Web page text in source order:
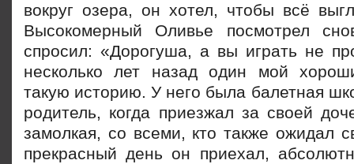
вокруг озера, он хотел, чтобы всё
Высокомерный Оливье посмотрел
спросил: «Дорогуша, а вы играть не
несколько лет назад один мой
такую историю. У него была балетная
родитель, когда приезжал за своей
замолкая, со всеми, кто также ожидал
прекрасный день он приехал,